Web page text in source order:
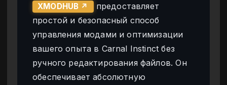
XMODHUB ↗
предоставляет
простой и безопасный способ
управления модами и оптимизации
вашего опыта в Carnal Instinct без
ручного редактирования файлов. Он
обеспечивает абсолютную